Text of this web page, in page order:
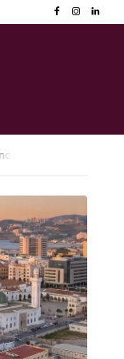
dejan entrar en su